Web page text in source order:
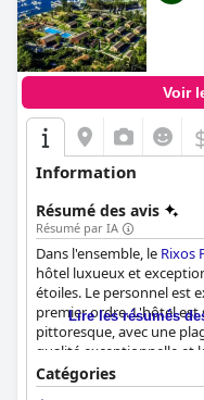
Voir
Information
Résumé des avis
Résumé par IA
Dans l'ensemble, le Rixos
hôtel luxueux et
étoiles. Le personnel est
premier ordre. L'hôtel
pittoresque, avec une
qualité exceptionnelle et
variées. Bien que
cher par rapport à
Lire les résumés
Catégories